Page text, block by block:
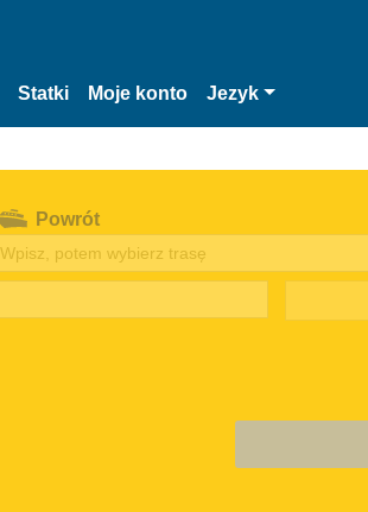
Statki Moje konto Jezyk
Powrót